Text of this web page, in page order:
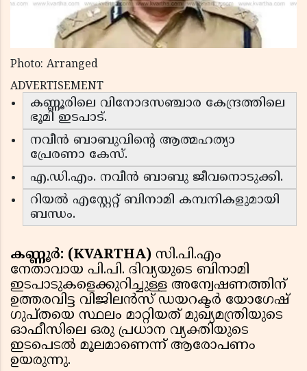
Photo: Arranged
ADVERTISEMENT
കണ്ണൂരിലെ വിനോദസഞ്ചാര കേന്ദ്രത്തിലെ
ഭൂമി ഇടപാട്.
നവീൻ ബാബുവിന്റെ ആത്മഹത്യാ
പ്രേരണാ കേസ്.
എ.ഡി.എം. നവീൻ ബാബു ജീവനൊടുക്കി.
റിയൽ എസ്റ്റേറ്റ് ബിനാമി കമ്പനികളുമായി
ബന്ധം.
കണ്ണൂർ: (KVARTHA) സി.പി.എം
നേതാവായ പി.പി. ദിവ്യയുടെ ബിനാമി
ഇടപാടുകളെക്കുറിച്ചുള്ള അന്വേഷണത്തിന്
ഉത്തരവിട്ട വിജിലൻസ് ഡയറക്ടർ യോഗേഷ്
ഗുപ്തയെ സ്ഥലം മാറ്റിയത് മുഖ്യമന്ത്രിയുടെ
ഓഫീസിലെ ഒരു പ്രധാന വ്യക്തിയുടെ
ഇടപെടൽ മൂലമാണെന്ന് ആരോപണം
ഉയരുന്നു.